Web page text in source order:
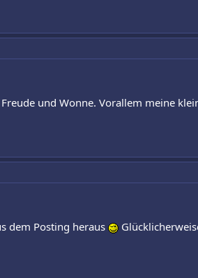
und Wonne. Vorallem meine
dem Posting heraus